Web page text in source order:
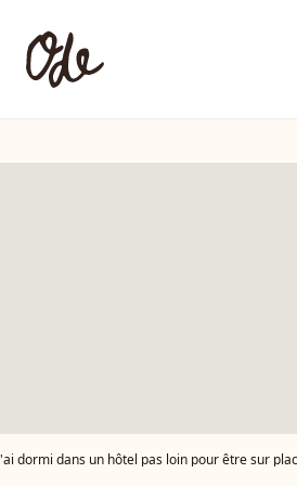
être sur place et après la torture a commencé ça a duré une journée et demie." a-t-il expliqué Laurent Baffie -